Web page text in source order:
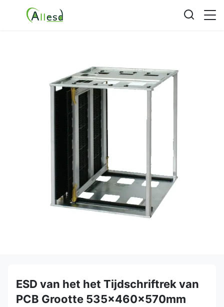
ESD van het het Tijdschriftrek van
PCB Grootte 535x460x570mm